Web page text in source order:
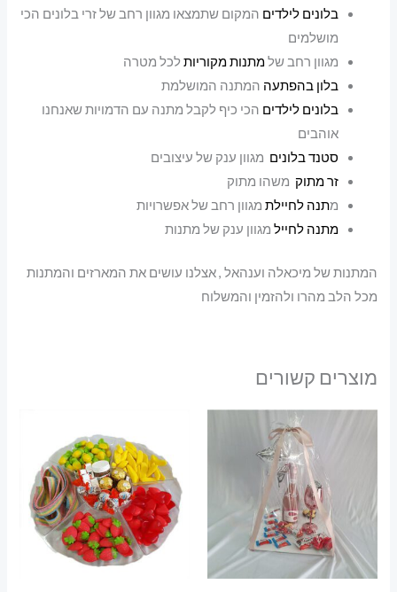
בלונים לילדים המקום שתמצאו מגוון רחב של זרי בלונים הכי
מושלמים
מגוון רחב שלמתנות מקוריותלכל מטרה
בלון בהפתעה המתנה המושלמת
בלונים לילדים הכי כיף לקבל מתנה עם הדמויות שאנחנו
אוהבים
סטנד בלונים מגוון ענק של עיצובים
זר מתוק משהו מתוק
מתנה לחיילת מגוון רחב של אפשרויות
מתנה לחייל מגוון ענק של מתנות
המתנות של מיכאלה וענהאל , אצלנו עושים את המארזים והמתנות
מכל הלב מהרו ולהזמין והמשלוח
מוצרים קשורים